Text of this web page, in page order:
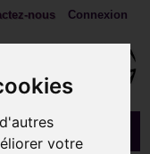
votre
Connexion
nous